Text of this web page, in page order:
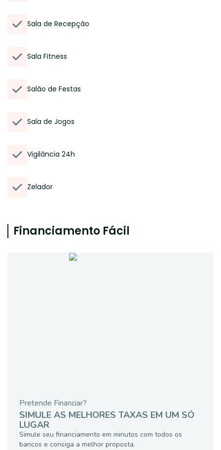
Sala de Recepção
Sala Fitness
Salão de Festas
Sala de Jogos
Vigilância 24h
Zelador
Financiamento Fácil
Pretende Financiar?
SIMULE AS MELHORES TAXAS EM UM SÓ
LUGAR
Simule seu financiamento em minutos com todos os
bancos e consiga a melhor proposta.